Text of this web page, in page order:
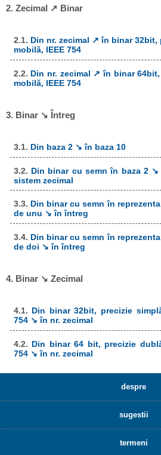
2. Zecimal ↗ Binar
2.1. Din nr. zecimal ↗ în binar
mobilă, IEEE 754
2.2. Din nr. zecimal ↗ în binar
mobilă, IEEE 754
3. Binar ↘ Întreg
3.1. Din baza 2 ↘ în baza 10
3.2. Din binar cu semn în baza 2
sistem zecimal
3.3. Din binar cu semn în
de unu ↘ în întreg
3.4. Din binar cu semn în
de doi ↘ în întreg
4. Binar ↘ Zecimal
4.1. Din binar 32bit, precizie
754 ↘ în nr. zecimal
4.2. Din binar 64 bit, precizie
754 ↘ în nr. zecimal
despre
sugestii
termeni